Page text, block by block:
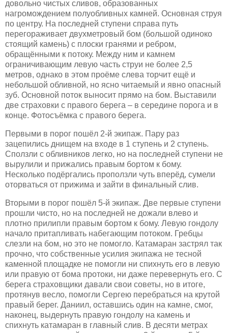
довольно чистых сливов, образованных
нагромождением полуобливных камней. Основная струя
по центру. На последней ступени справа путь
перегораживает двухметровый бом (большой одиноко
стоящий камень) с плоски гранями и ребром,
обращёнными к потоку. Между ним и камнем
ограничивающим левую часть струи не более 2,5
метров, однако в этом проёме слева торчит ещё и
небольшой обливной, но ясно читаемый и явно опасный
зуб. Основной поток выносит прямо на бом. Выставили
две страховки с правого берега – в середине порога и в
конце. Фотосъёмка с правого берега.
Первыми в порог пошёл 2-й экипаж. Пару раз
зацепились днищем на входе в 1 ступень и 2 ступень.
Сползли с обливников легко, но на последней ступени не
вырулили и прижались правым бортом к бому.
Несколько подёргались проползли чуть вперёд, сумели
оторваться от прижима и зайти в финальный слив.
Вторыми в порог пошёл 5-й экипаж. Две первые ступени
прошли чисто, но на последней не дожали влево и
плотно прилипли правым бортом к бому. Левую гондолу
начало притапливать набегающим потоком. Гребцы
слезли на бом, но это не помогло. Катамаран застрял так
прочно, что собственные усилия экипажа не тесной
каменной площадке не помогли ни спихнуть его в левую
или правую от бома протоки, ни даже перевернуть его. С
берега страховщики давали свои советы, но в итоге,
протянув весло, помогли Сергею перебраться на крутой
правый берег. Даниил, оставшись один на камне, смог,
наконец, выдернуть правую гондолу на камень и
спихнуть катамаран в главный слив. В десяти метрах